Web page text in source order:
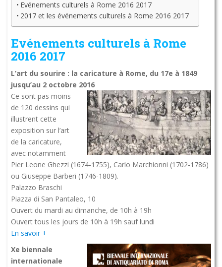
Evénements culturels à Rome 2016 2017
2017 et les événements culturels à Rome 2016 2017
Evénements culturels à Rome
2016 2017
L’art du sourire : la caricature à Rome, du 17e à 1849
jusqu’au 2 octobre 2016
Ce sont pas moins
de 120 dessins qui
illustrent cette
exposition sur l’art
de la caricature,
avec notamment
Pier Leone Ghezzi (1674-1755), Carlo Marchionni (1702-1786)
ou Giuseppe Barberi (1746-1809).
Palazzo Braschi
Piazza di San Pantaleo, 10
Ouvert du mardi au dimanche, de 10h à 19h
Ouvert tous les jours de 10h à 19h sauf lundi
En savoir +
Xe biennale
internationale